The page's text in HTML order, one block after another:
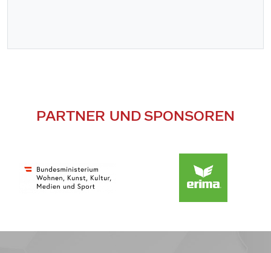
PARTNER UND SPONSOREN